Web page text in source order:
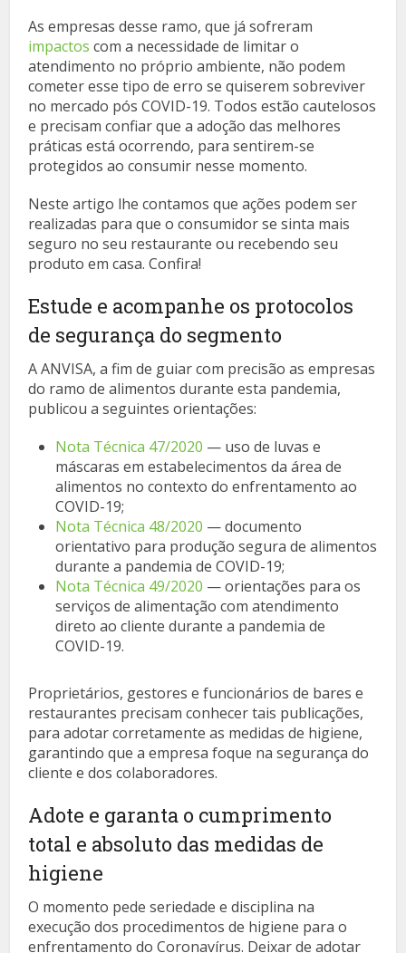
As empresas desse ramo, que já sofreram
impactos com a necessidade de limitar o
atendimento no próprio ambiente, não podem
cometer esse tipo de erro se quiserem sobreviver
no mercado pós COVID-19. Todos estão cautelosos
e precisam confiar que a adoção das melhores
práticas está ocorrendo, para sentirem-se
protegidos ao consumir nesse momento.
Neste artigo lhe contamos que ações podem ser
realizadas para que o consumidor se sinta mais
seguro no seu restaurante ou recebendo seu
produto em casa. Confira!
Estude e acompanhe os protocolos
de segurança do segmento
A ANVISA, a fim de guiar com precisão as empresas
do ramo de alimentos durante esta pandemia,
publicou a seguintes orientações:
Nota Técnica 47/2020 — uso de luvas e
máscaras em estabelecimentos da área de
alimentos no contexto do enfrentamento ao
COVID-19;
Nota Técnica 48/2020 — documento
orientativo para produção segura de alimentos
durante a pandemia de COVID-19;
Nota Técnica 49/2020 — orientações para os
serviços de alimentação com atendimento
direto ao cliente durante a pandemia de
COVID-19.
Proprietários, gestores e funcionários de bares e
restaurantes precisam conhecer tais publicações,
para adotar corretamente as medidas de higiene,
garantindo que a empresa foque na segurança do
cliente e dos colaboradores.
Adote e garanta o cumprimento
total e absoluto das medidas de
higiene
O momento pede seriedade e disciplina na
execução dos procedimentos de higiene para o
enfrentamento do Coronavírus. Deixar de adotar